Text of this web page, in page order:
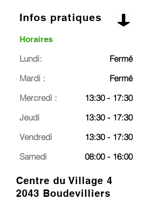
Infos pratiques
Horaires
Lundi:
Mardi :
Mercredi :
Jeudi
Vendredi
Samedi
Fermé
Fermé
13:30 - 17:30
13:30 - 17:30
13:30 - 17:30
08:00 - 16:00
Centre du Village 4
2043 Boudevilliers